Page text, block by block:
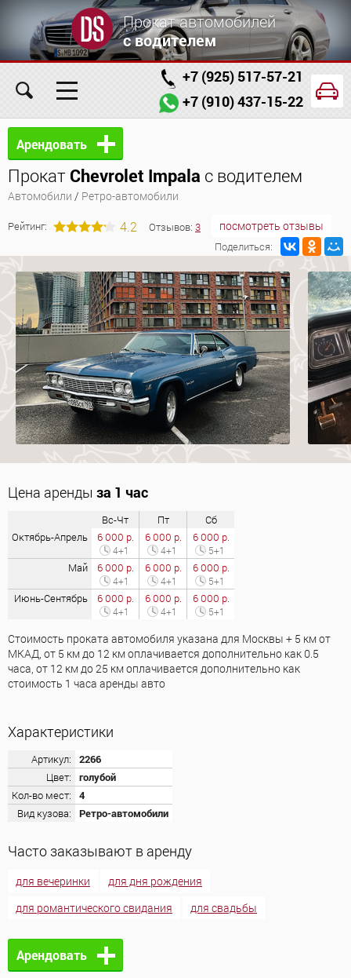
Прокат автомобилей
с водителем
+7 (925) 517-57-21
+7 (910) 437-15-22
Главная Автомобили
Условия аренды Заказ проката онлайн
Арендовать
Прокат Chevrolet Impala с водителем
Автомобили / Ретро-автомобили
Рейтинг: 4.2 Отзывов: 3 посмотреть отзывы
Поделиться:
Цена аренды за 1 час
Вс-Чт Пт
Сб
Октябрь-Апрель
6 000 р.
4+1
6 000 р.
4+1
6 000 р.
5+1
Май 6 000 р.
4+1
6 000 р.
4+1
6 000 р.
5+1
Июнь-Сентябрь 6 000 р.
4+1
6 000 р.
4+1
6 000 р.
5+1
Стоимость проката автомобиля указана для Москвы + 5 км от
МКАД, от 5 км до 12 км оплачивается дополнительно как 0.5
часа, от 12 км до 25 км оплачивается дополнительно как
стоимость 1 часа аренды авто
Характеристики
Артикул:
2266
Цвет:
голубой
Кол-во мест:
4
Вид кузова:
Ретро-автомобили
Часто заказывают в аренду
для вечеринки
для дня рождения
для романтического свидания
для свадьбы
Арендовать